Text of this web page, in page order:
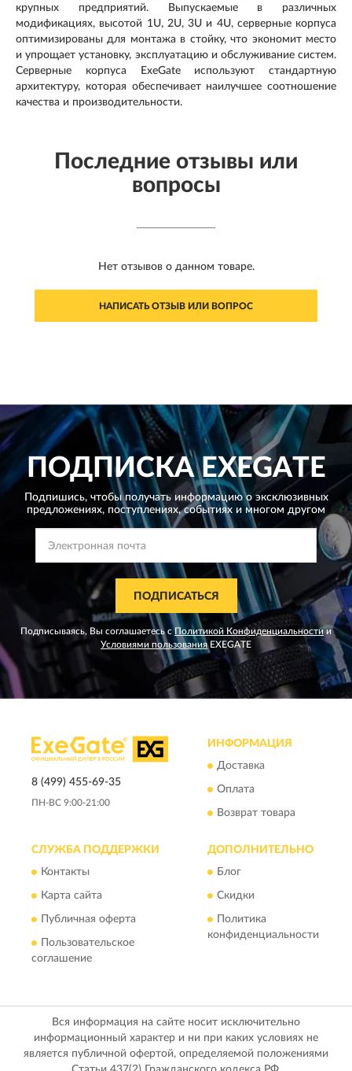
крупных предприятий. Выпускаемые в различных
модификациях, высотой 1U, 2U, 3U и 4U, серверные корпуса
оптимизированы для монтажа в стойку, что экономит место
и упрощает установку, эксплуатацию и обслуживание систем.
Серверные корпуса ExeGate используют стандартную
архитектуру, которая обеспечивает наилучшее соотношение
качества и производительности.
Последние отзывы или
вопросы
Нет отзывов о данном товаре.
НАПИСАТЬ ОТЗЫВ ИЛИ ВОПРОС
ПОДПИСКАEXEGATE
Подпишись, чтобы получать информацию о эксклюзивных
предложениях, поступлениях, событиях и многом другом
ПОДПИСАТЬСЯ
Подписываясь, Вы соглашаетесь сПолитикой Конфиденциальности и
Условиями пользованияEXEGATE
8 (499) 455-69-35
ПН-ВС 9:00-21:00
ИНФОРМАЦИЯ
Доставка
Оплата
Возврат товара
СЛУЖБА ПОДДЕРЖКИ
Контакты
Карта сайта
Публичная оферта
Пользовательское
соглашение
ДОПОЛНИТЕЛЬНО
Блог
Скидки
Политика
конфиденциальности
Вся информация на сайте носит исключительно
информационный характер и ни при каких условиях не
является публичной офертой, определяемой положениями